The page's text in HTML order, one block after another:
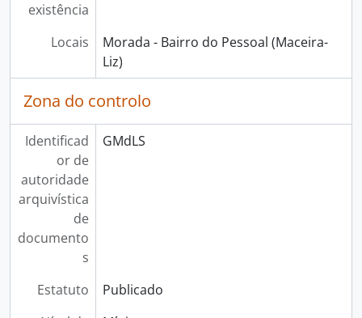
existência
Locais
Morada - Bairro do Pessoal (Maceira-
Liz)
Zona do controlo
Identificad
or de
autoridade
arquivística
de
documento
s
GMdLS
Estatuto
Publicado